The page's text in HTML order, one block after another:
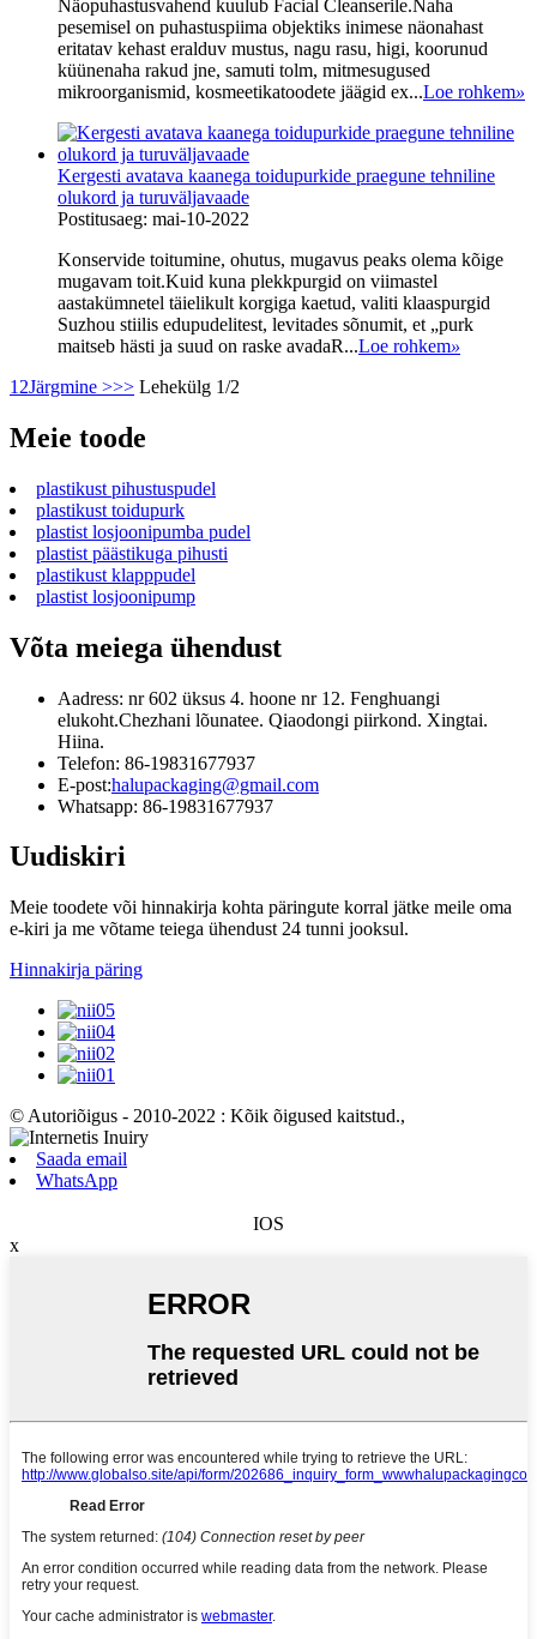
Näopuhastusvahend kuulub Facial Cleanserile.Naha
pesemisel on puhastuspiima objektiks inimese näonahast
eritatav kehast eralduv mustus, nagu rasu, higi, koorunud
küünenaha rakud jne, samuti tolm, mitmesugused
mikroorganismid, kosmeetikatoodete jäägid ex...Loe rohkem»
Kergesti avatava kaanega toidupurkide praegune tehniline
olukord ja turuväljavaade
Postitusaeg: mai-10-2022
Konservide toitumine, ohutus, mugavus peaks olema kõige
mugavam toit.Kuid kuna plekkpurgid on viimastel
aastakümnetel täielikult korgiga kaetud, valiti klaaspurgid
Suzhou stiilis edupudelitest, levitades sõnumit, et „purk
maitseb hästi ja suud on raske avadaR...Loe rohkem»
1 2Järgmine >>> Lehekülg 1/2
Meie toode
plastikust pihustuspudel
plastikust toidupurk
plastist losjoonipumba pudel
plastist päästikuga pihusti
plastikust klapppudel
plastist losjoonipump
Võta meiega ühendust
Aadress: nr 602 üksus 4. hoone nr 12. Fenghuangi
elukoht.Chezhani lõunatee. Qiaodongi piirkond. Xingtai.
Hiina.
Telefon: 86-19831677937
E-post:halupackaging@gmail.com
Whatsapp: 86-19831677937
Uudiskiri
Meie toodete või hinnakirja kohta päringute korral jätke meile oma
e-kiri ja me võtame teiega ühendust 24 tunni jooksul.
Hinnakirja päring
© Autoriõigus - 2010-2022 : Kõik õigused kaitstud.,
Saada email
WhatsApp
IOS
x